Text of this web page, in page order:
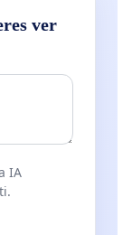
ver
IA